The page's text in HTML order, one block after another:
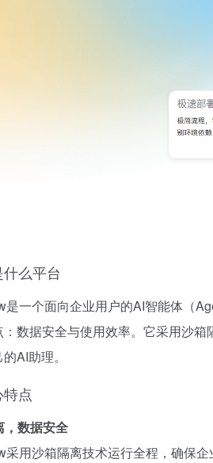
么平台
是一个面向企业用户的AI智能体（
：数据安全与使用效率。它采用沙
AI助理。
点
，数据安全
采用沙箱隔离技术运行全程，确保